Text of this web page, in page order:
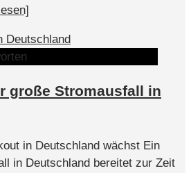
große Stromausfall in
in Deutschland wächst Ein
in Deutschland bereitet zur Zeit